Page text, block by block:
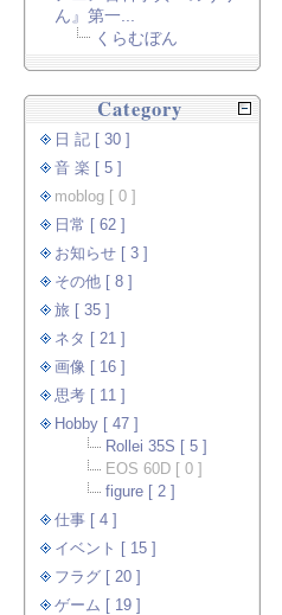
ん』第一...
くらむぼん
Category
日 記 [ 30 ]
音 楽 [ 5 ]
moblog [ 0 ]
日常 [ 62 ]
お知らせ [ 3 ]
その他 [ 8 ]
旅 [ 35 ]
ネタ [ 21 ]
画像 [ 16 ]
思考 [ 11 ]
Hobby [ 47 ]
Rollei 35S [ 5 ]
EOS 60D [ 0 ]
figure [ 2 ]
仕事 [ 4 ]
イベント [ 15 ]
フラグ [ 20 ]
ゲーム [ 19 ]